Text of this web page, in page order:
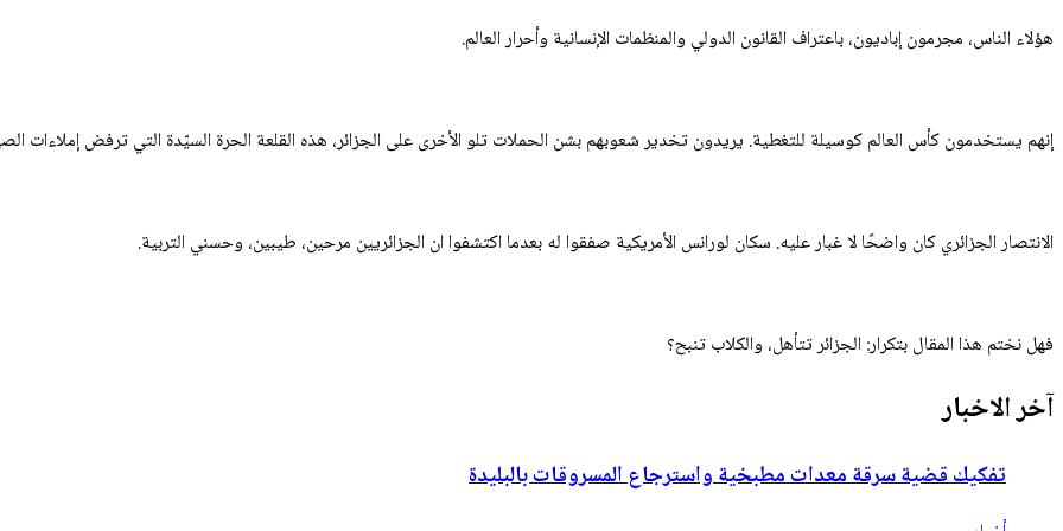
هؤلاء الناس، مجرمون إباديون، باعتراف القانون الدولي والمنظمات الإنسانية وأحرار العالم.
إنهم يستخدمون كأس العالم كوسيلة للتغطية. يريدون تخدير شعوبهم بشن الحملات تلو الأخرى على الجزائر، هذه القلعة الحرة السيّدة التي ترفض إملاءات
الانتصار الجزائري كان واضحًا لا غبار عليه. سكان لورانس الأمريكية صفقوا له بعدما اكتشفوا ان الجزائريين مرحين، طيبين، وحسني التربية.
فهل نختم هذا المقال بتكرار: الجزائر تتأهل، والكلاب تنبح؟
آخر الاخبار
تفكيك قضية سرقة معدات مطبخية واسترجاع المسروقات بالبليدة